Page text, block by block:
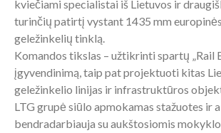
kviečiami specialistai iš Lietuvos ir
turinčių patirtį vystant 1435 mm
geležinkelių tinklą.
Komandos tikslas – užtikrinti spartų „Rail
įgyvendinimą, taip pat projektuoti kitas
geležinkelio linijas ir infrastruktūros
LTG grupė siūlo apmokamas stažuotes ir
bendradarbiauja su aukštosiomis